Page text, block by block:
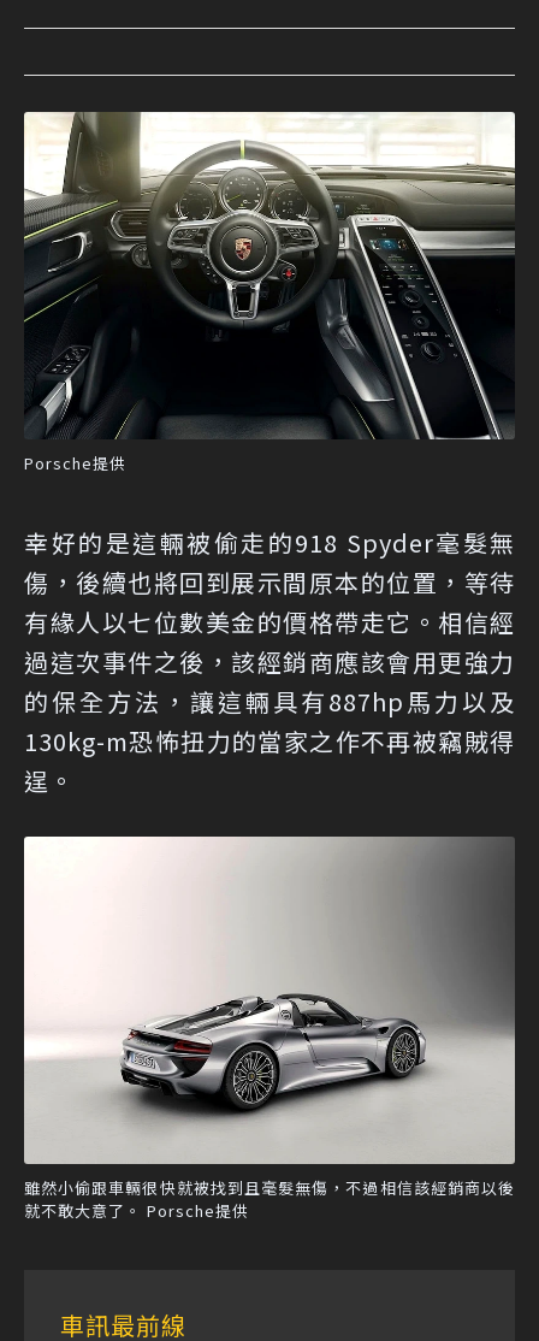
Porsche提供
幸好的是這輛被偷走的918 Spyder毫髮無
傷，後續也將回到展示間原本的位置，等待
有緣人以七位數美金的價格帶走它。相信經
過這次事件之後，該經銷商應該會用更強力
的保全方法，讓這輛具有887hp馬力以及
130kg-m恐怖扭力的當家之作不再被竊賊得
逞。
雖然小偷跟車輛很快就被找到且毫髮無傷，不過相信該經銷商以後
就不敢大意了。 Porsche提供
車訊最前線